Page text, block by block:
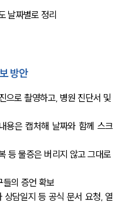
날짜별로 정리
방안
으로 촬영하고, 병원 진단서 및
용은 캡처해 날짜와 함께 스크
등 물증은 버리지 않고 그대로
들의 증언 확보
상담일지 등 공식 문서 요청, 열